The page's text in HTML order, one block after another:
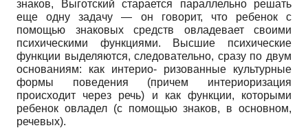
знаков, Выгот­ский старается параллельно решать
еще одну задачу — он говорит, что ребенок с
помощью знаковых средств овладевает своими
психическими функциями. Высшие психические
функции выделяются, следовательно, сразу по двум
основаниям: как интерио- ризованные культурные
формы поведения (причем интериоризация
происходит через речь) и как функции, которыми
ребенок овладел (с помощью знаков, в основном,
речевых).